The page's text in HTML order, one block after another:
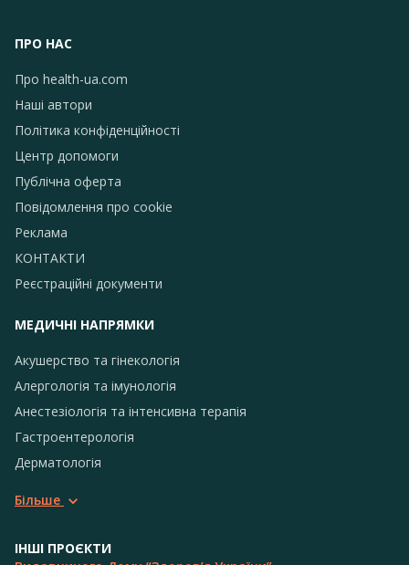
ПРО НАС
Про health-ua.com
Наші автори
Політика конфіденційності
Центр допомоги
Публічна оферта
Повідомлення про сookie
Реклама
КОНТАКТИ
Реєстраційні документи
МЕДИЧНІ НАПРЯМКИ
Акушерство та гінекологія
Алергологія та імунологія
Анестезіологія та інтенсивна терапія
Гастроентерологія
Дерматологія
Більше
ІНШІ ПРОЄКТИ